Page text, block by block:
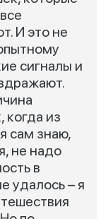
И это не
сигналы и
когда из
сам знаю,
не надо
в
удалось – я